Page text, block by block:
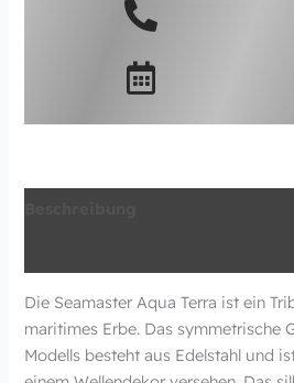
Die Seamaster Aqua Terra ist ein
maritimes Erbe. Das symmetrische
Modells besteht aus Edelstahl und